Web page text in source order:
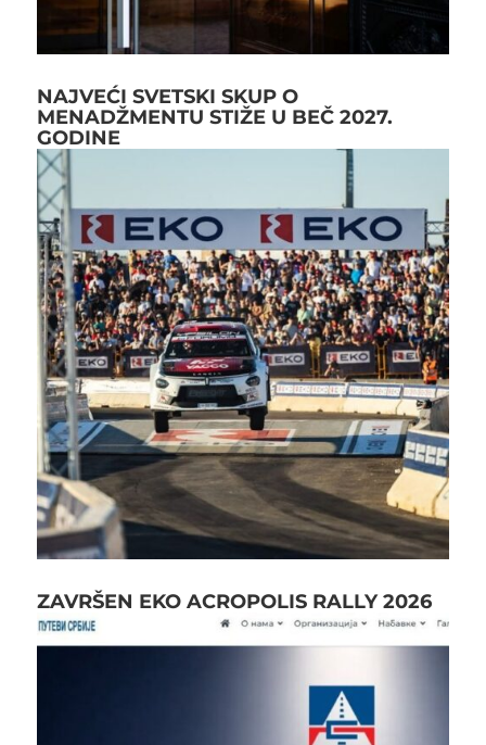
NAJVEĆI SVETSKI SKUP O
MENADŽMENTU STIŽE U BEČ 2027.
GODINE
ZAVRŠEN EKO ACROPOLIS RALLY 2026